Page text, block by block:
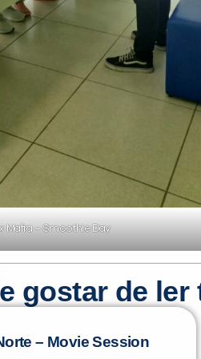
Mafra – Smoothie Day
gostar de ler
– Movie Session